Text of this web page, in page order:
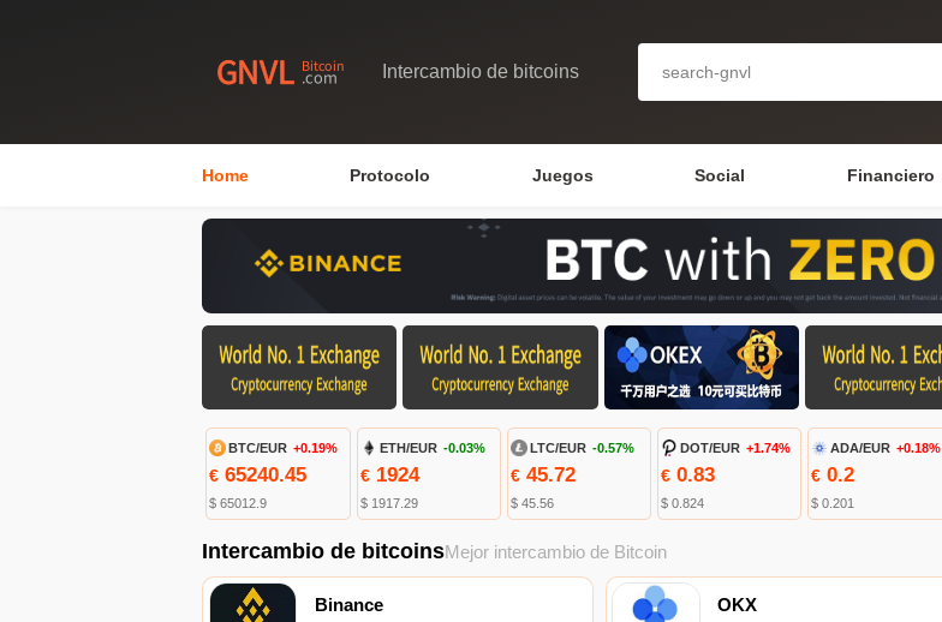
Intercambio de bitcoins
Home Protocolo Juegos Social Financiero
BTC/EUR +0.19%
€ 65240.45
$ 65012.9
ETH/EUR -0.03%
€1924
$ 1917.29
LTC/EUR -0.57%
€45.72
$ 45.56
DOT/EUR +1.74%
€0.83
$ 0.824
ADA/EUR +0.18%
€0.2
$ 0.201
Intercambio de bitcoinsMejor intercambio de Bitcoin
Binance OKX